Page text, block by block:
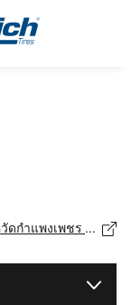
396 ถนนเจริญสุข ตำบลในเมือง อำเภอเมือง จังหวัดกำแพงเพชร 62000, กำแพงเพชร - 62000